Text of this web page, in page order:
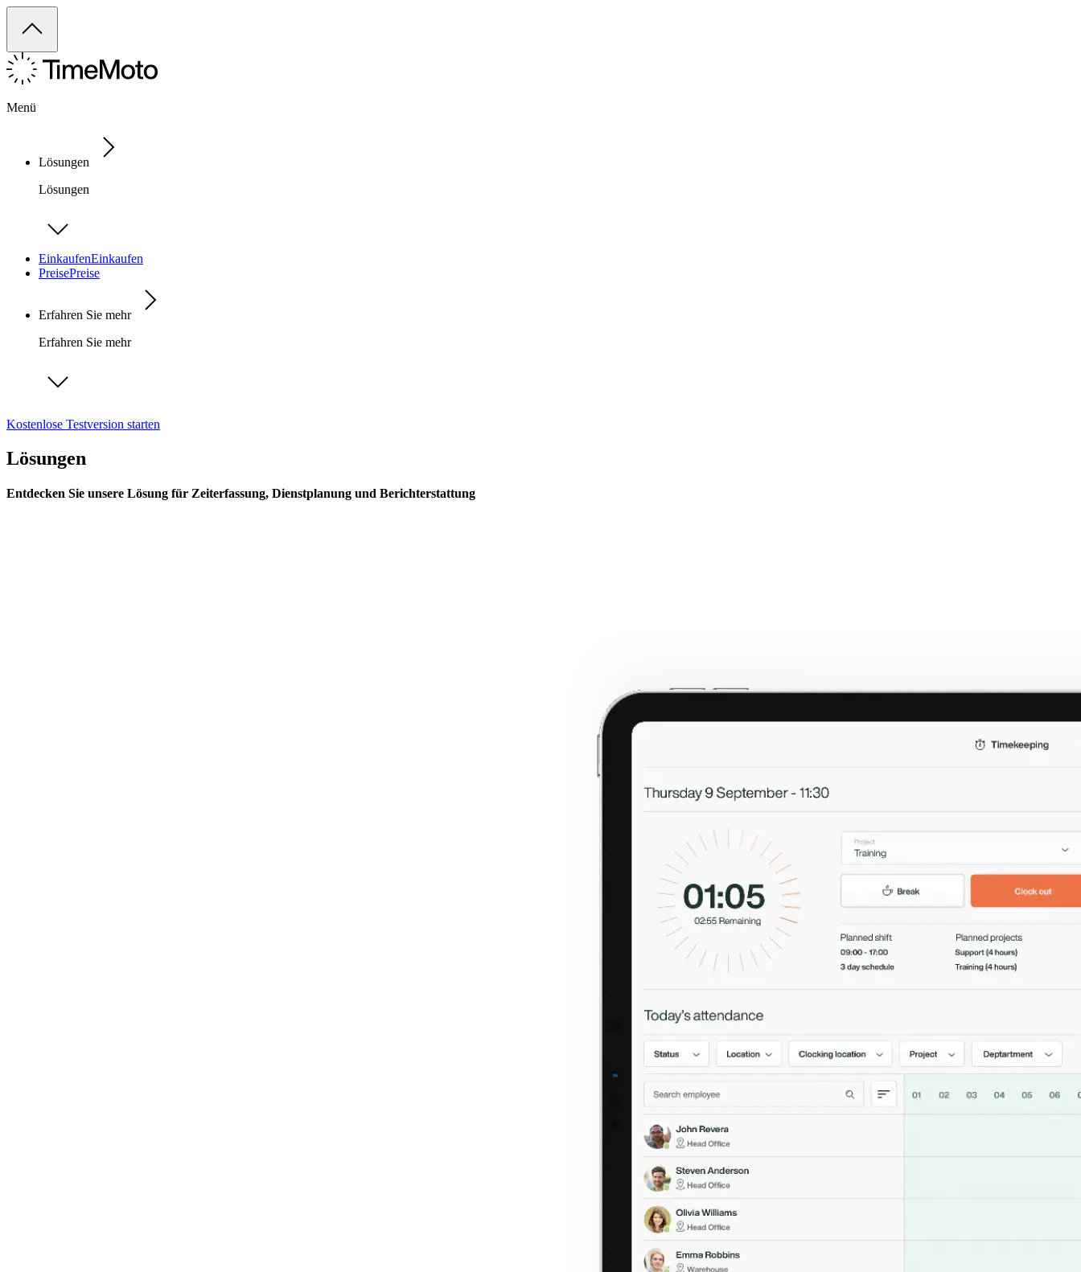
Menü
Lösungen
Lösungen
EinkaufenEinkaufen
PreisePreise
Erfahren Sie mehr
Erfahren Sie mehr
Kostenlose Testversion starten
Lösungen
Entdecken Sie unsere Lösung für Zeiterfassung, Dienstplanung und Berichterstattung